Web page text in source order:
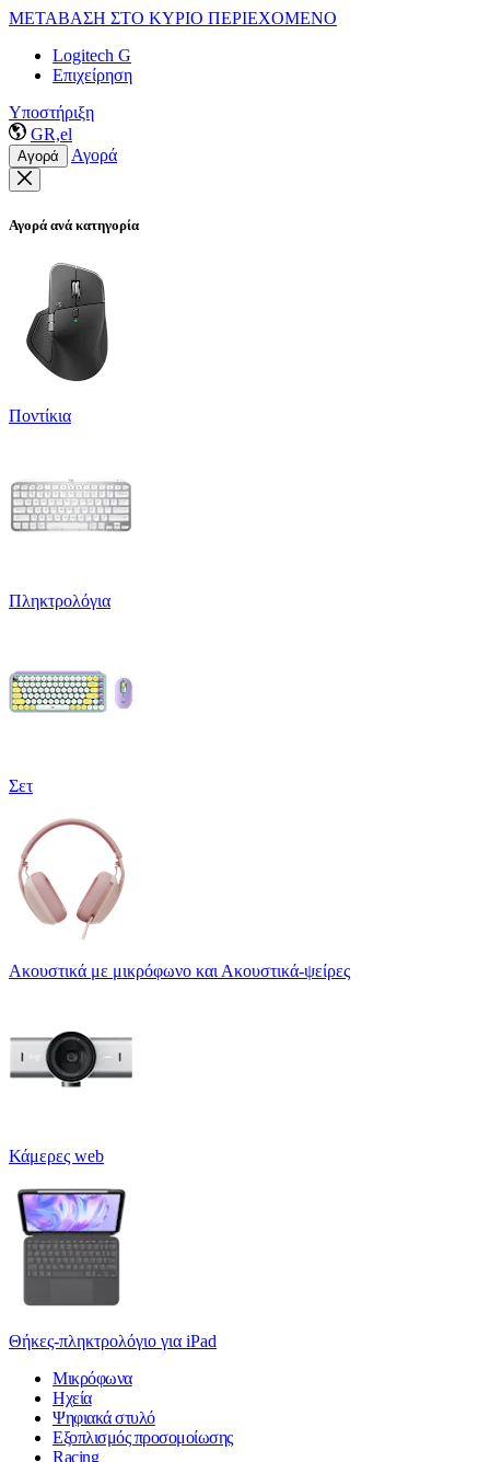
ΜΕΤΑΒΑΣΗ ΣΤΟ ΚΥΡΙΟ ΠΕΡΙΕΧΟΜΕΝΟ
Logitech G
Επιχείρηση
Υποστήριξη
GR,el
Αγορά Αγορά
Αγορά ανά κατηγορία
Ποντίκια
Πληκτρολόγια
Σετ
Ακουστικά με μικρόφωνο και Ακουστικά-ψείρες
Κάμερες web
Θήκες-πληκτρολόγιο για iPad
Μικρόφωνα
Ηχεία
Ψηφιακά στυλό
Εξοπλισμός προσομοίωσης
Racing